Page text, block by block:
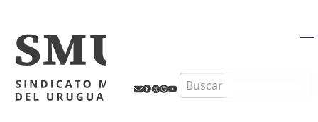
Search